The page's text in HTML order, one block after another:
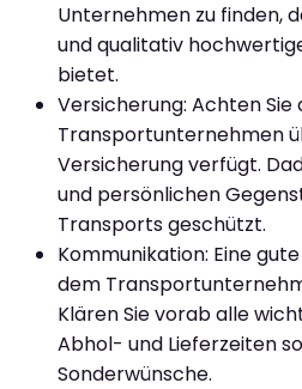
Unternehmen zu finden,
und qualitativ
bietet.
Versicherung: Achten Sie
Transportunternehmen
Versicherung verfügt.
und persönlichen
Transports geschützt.
Kommunikation: Eine
dem
Klären Sie vorab alle
Abhol- und Lieferzeiten
Sonderwünsche.